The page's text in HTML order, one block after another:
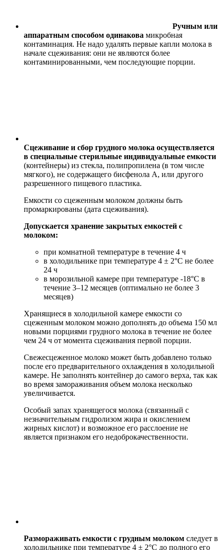
Ручным или
аппаратным способом одинакова микробная
контаминация. Не надо удалять первые капли молока в
начале сцеживания: они не являются более
контаминированными, чем последующие порции.
Сцеживание и сбор грудного молока осуществляется
в специальные стерильные индивидуальные емкости
(контейнеры) из стекла, полипропилена (в том числе
мягкого), не содержащего бисфенола A, или другого
разрешенного пищевого пластика.
Емкости со сцеженным молоком должны быть
промаркированы (дата сцеживания).
Допускается хранение закрытых емкостей с
молоком:
при комнатной температуре в течение 4 ч
в холодильнике при температуре 4 ± 2°С не более
24 ч
в морозильной камере при температуре -18°C в
течение 3–12 месяцев (оптимально не более 3
месяцев)
Хранящиеся в холодильной камере емкости со
сцеженным молоком можно дополнять до объема 150 мл
новыми порциями грудного молока в течение не более
чем 24 ч от момента сцеживания первой порции.
Свежесцеженное молоко может быть добавлено только
после его предварительного охлаждения в холодильной
камере. Не заполнять контейнер до самого верха, так как
во время замораживания объем молока несколько
увеличивается.
Особый запах хранящегося молока (связанный с
незначительным гидролизом жира и окислением
жирных кислот) и возможное его расслоение не
является признаком его недоброкачественности.
Размораживать емкости с грудным молоком следует в
холодильнике при температуре 4 ± 2°C до полного его